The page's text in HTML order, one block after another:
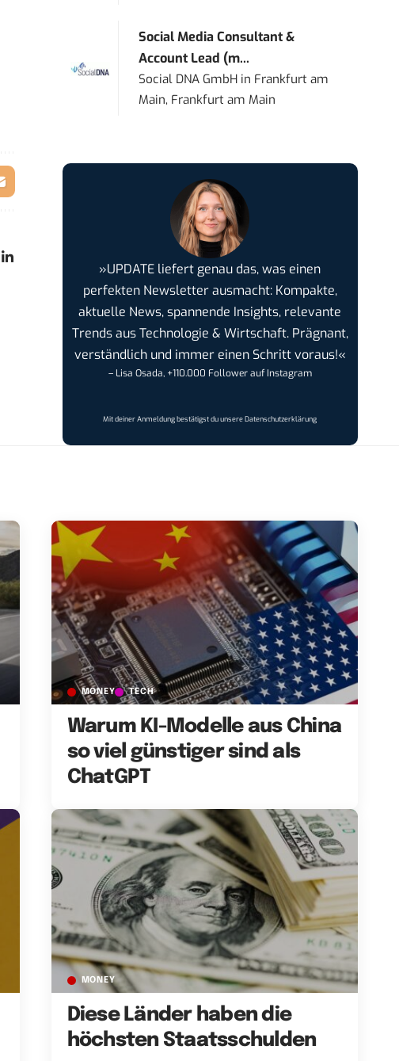
Social Media Consultant &
Account Lead (m...
Social DNA GmbH in Frankfurt am
Main, Frankfurt am Main
»UPDATE liefert genau das, was einen
perfekten Newsletter ausmacht: Kompakte,
aktuelle News, spannende Insights, relevante
Trends aus Technologie & Wirtschaft. Prägnant,
verständlich und immer einen Schritt voraus!«
– Lisa Osada, +110.000 Follower auf Instagram
Mit deiner Anmeldung bestätigst du unsereDatenschutzerklärung
MONEY TECH
Warum KI-Modelle aus China
so viel günstiger sind als
ChatGPT
MONEY
Diese Länder haben die
höchsten Staatsschulden